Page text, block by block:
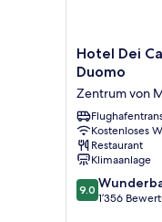
Hotel
Dei
Milano
Duomo
Zentrum
von
Mailand
Hotel Dei
Duomo
Zentrum von
Kostenloses
Restaurant
Klimaanlage
9.0
von
9.0
1’356